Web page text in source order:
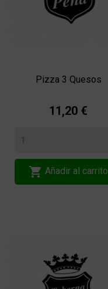
Pizza 3 Quesos
11,20 €
 Añadir al carrito